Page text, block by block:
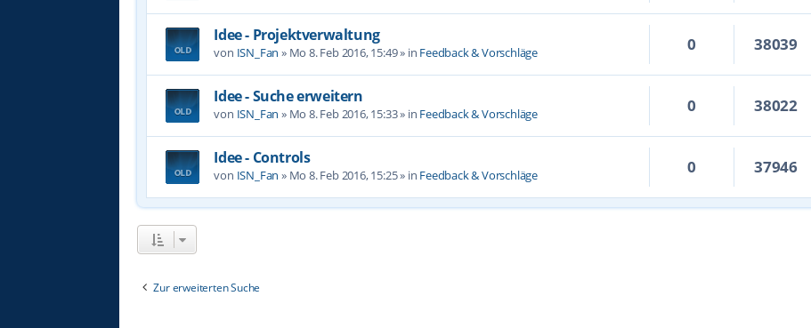
Idee - Projektverwaltung
von ISN_Fan » Mo 8. Feb 2016, 15:49» in Feedback & Vorschläge 0 38039
Idee - Suche erweitern
von ISN_Fan » Mo 8. Feb 2016, 15:33» in Feedback & Vorschläge 0 38022
Idee - Controls
von ISN_Fan » Mo 8. Feb 2016, 15:25» in Feedback & Vorschläge 0 37946
Zur erweiterten Suche